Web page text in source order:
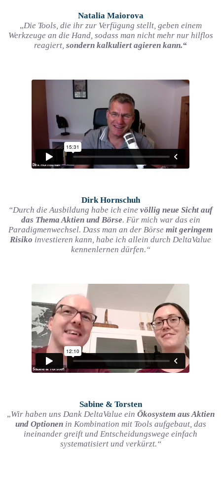
Natalia Maiorova
„Die Tools, die ihr zur Verfügung stellt, geben einem
Werkzeuge an die Hand, sodass man nicht mehr nur hilflos
reagiert, sondern kalkuliert agieren kann.“
Dirk Hornschuh
“Durch die Ausbildung habe ich eine völlig neue Sicht auf
das Thema Aktien und Börse. Für mich war das ein
Paradigmenwechsel. Dass man an der Börse mit geringem
Risiko investieren kann, habe ich allein durch DeltaValue
kennenlernen dürfen.“
Sabine & Torsten
„Wir haben uns Dank DeltaValue ein Ökosystem aus Aktien
und Optionenin Kombination mit Tools aufgebaut, das
ineinander greift und Entscheidungswege einfach
systematisiert und verkürzt.“